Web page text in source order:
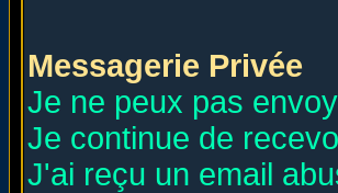
Messagerie Privée
Je ne peux pas
Je continue de
J'ai reçu un email